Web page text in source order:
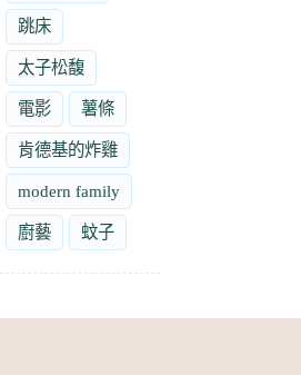
跳床
太子松馥
電影 薯條
肯德基的炸雞
modern family
廚藝 蚊子